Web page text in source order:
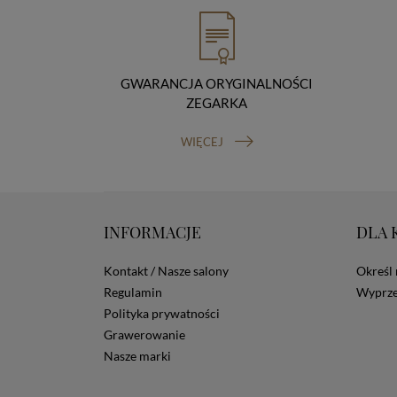
GWARANCJA ORYGINALNOŚCI
ZEGARKA
WIĘCEJ
INFORMACJE
Kontakt / Nasze salony
Regulamin
Polityka prywatności
Grawerowanie
Nasze marki
DLA
Określ